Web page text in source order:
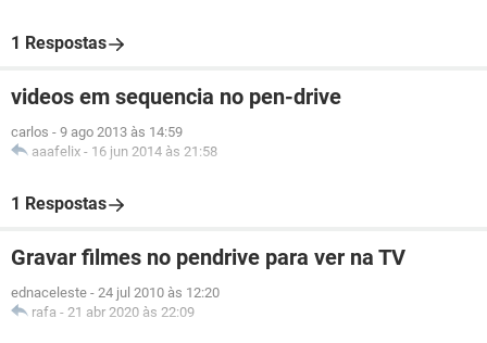
1 Respostas
videos em sequencia no pen-drive
carlos - 9 ago 2013 às 14:59
aaafelix - 16 jun 2014 às 21:58
1 Respostas
Gravar filmes no pendrive para ver na TV
ednaceleste - 24 jul 2010 às 12:20
rafa - 21 abr 2020 às 22:09